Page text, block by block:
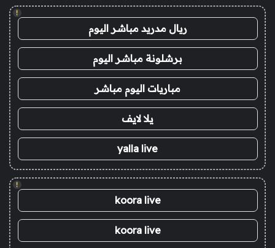
!
ريال مدريد مباشر اليوم
برشلونة مباشر اليوم
مباريات اليوم مباشر
يلا لايف
yalla live
!
koora live
koora live